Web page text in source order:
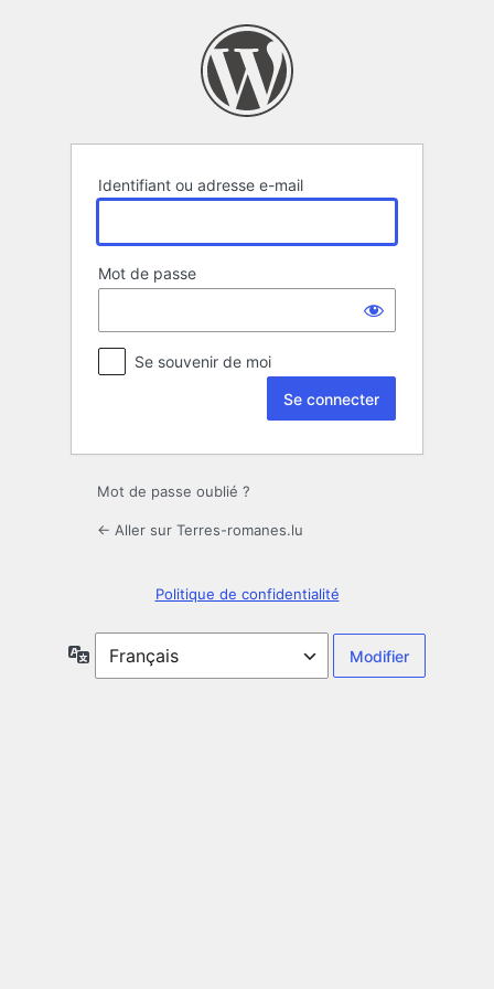
Identifiant ou adresse e-mail
Mot de passe
Se souvenir de moi
Mot de passe oublié ?
← Aller sur Terres-romanes.lu
Politique de confidentialité
Langue